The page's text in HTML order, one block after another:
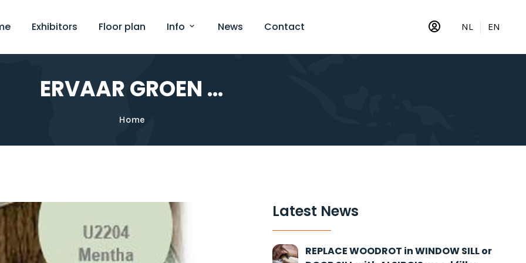
Exhibitors Floor plan Info News Contact NL EN
ERVAAR GROEN …
Home
Latest News
REPLACE WOODROT in WINDOW SILL or